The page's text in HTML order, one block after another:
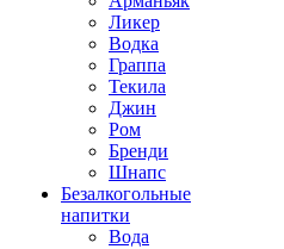
Ликер
Водка
Граппа
Текила
Джин
Ром
Бренди
Шнапс
Безалкогольные
напитки
Вода